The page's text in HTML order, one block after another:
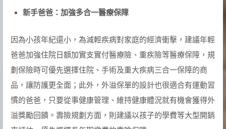
新手爸爸：加強多合一醫療保障
因為小孩年紀還小，為減輕疾病對家庭的經濟衝擊，建議年輕
爸爸加強住院日額加實支實付醫療險、重疾險等醫療保障，規
劃保險時可優先選擇住院、手術及重大疾病三合一保障的商
品，讓防護更全面；此外，外溢保單的設計也很適合有運動習
慣的爸爸，只要從事健康管理、維持健康體況就有機會獲得外
溢獎勵回饋。壽險規劃方面，則建議以孩子的學費等大型開銷